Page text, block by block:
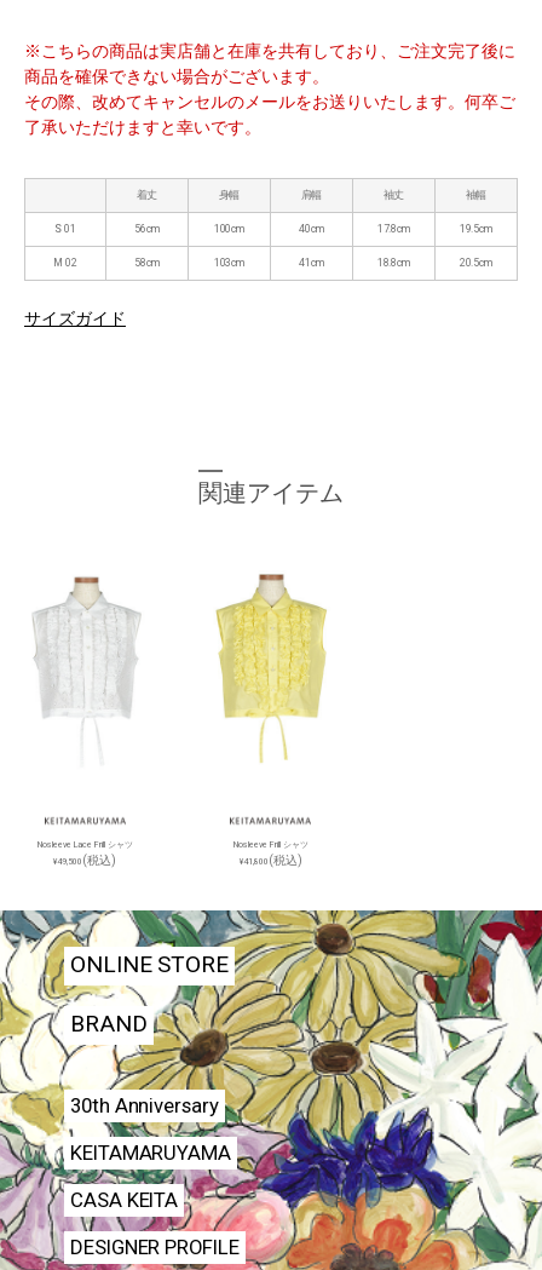
※こちらの商品は実店舗と在庫を共有しており、ご注文完了後に
商品を確保できない場合がございます。
その際、改めてキャンセルのメールをお送りいたします。何卒ご
了承いただけますと幸いです。
着丈 身幅 肩幅 袖丈 袖幅
S 01 56cm 100cm 40cm 17.8cm 19.5cm
M 02 58cm 103cm 41cm 18.8cm 20.5cm
サイズガイド
関連アイテム
Nosleeve Lace Frill シャツ
¥49,500 (税込)
Nosleeve Frill シャツ
¥41,800 (税込)
ONLINE STORE
BRAND
30th Anniversary
KEITAMARUYAMA
CASA KEITA
DESIGNER PROFILE